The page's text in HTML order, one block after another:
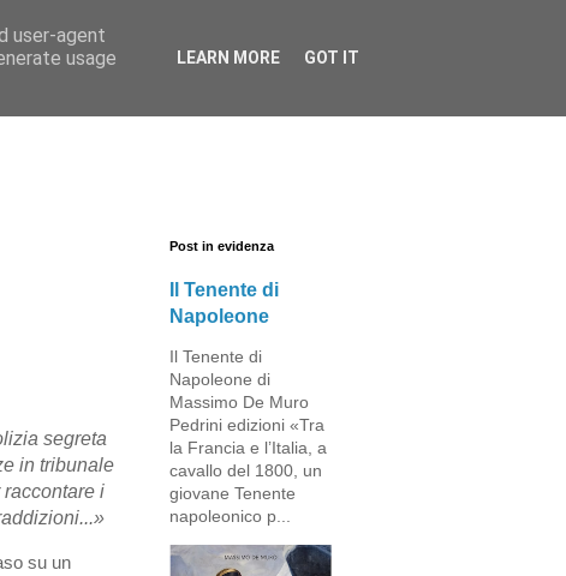
segreta
in tribunale
i
su un
Post in evidenza
Il Tenente di
Napoleone
Il Tenente di
Napoleone di
Massimo De Muro
Pedrini edizioni «Tra
la Francia e l’Italia, a
cavallo del 1800, un
giovane Tenente
napoleonico p...
user-agent
usage
LEARN MORE GOT IT